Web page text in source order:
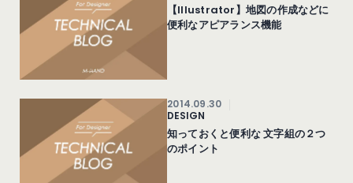
【Illustrator】地図の作成などに
便利なアピアランス機能
2014.09.30
DESIGN
知っておくと便利な 文字組の２つ
のポイント